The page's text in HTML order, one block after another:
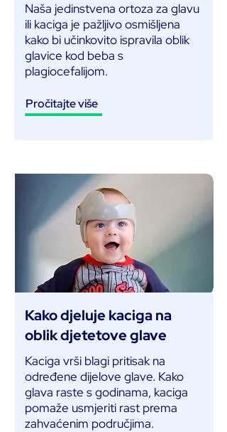
Naša jedinstvena ortoza za glavu
ili kaciga je pažljivo osmišljena
kako bi učinkovito ispravila oblik
glavice kod beba s
plagiocefalijom.
Pročitajte više
Kako djeluje kaciga na
oblik djetetove glave
Kaciga vrši blagi pritisak na
određene dijelove glave. Kako
glava raste s godinama, kaciga
pomaže usmjeriti rast prema
zahvaćenim područjima.